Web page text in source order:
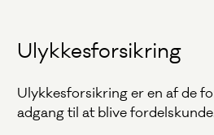
Ulykkesforsikring
Ulykkesforsikring er en af de
adgang til at blive